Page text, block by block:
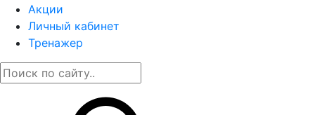
Акции
Личный кабинет
Тренажер